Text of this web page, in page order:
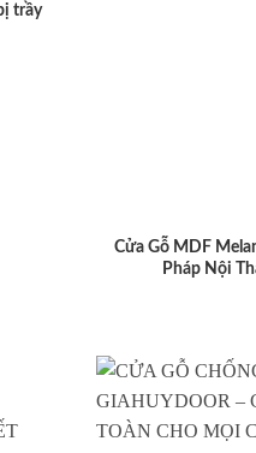
trầy
Cửa Gỗ MDF
Pháp Nội